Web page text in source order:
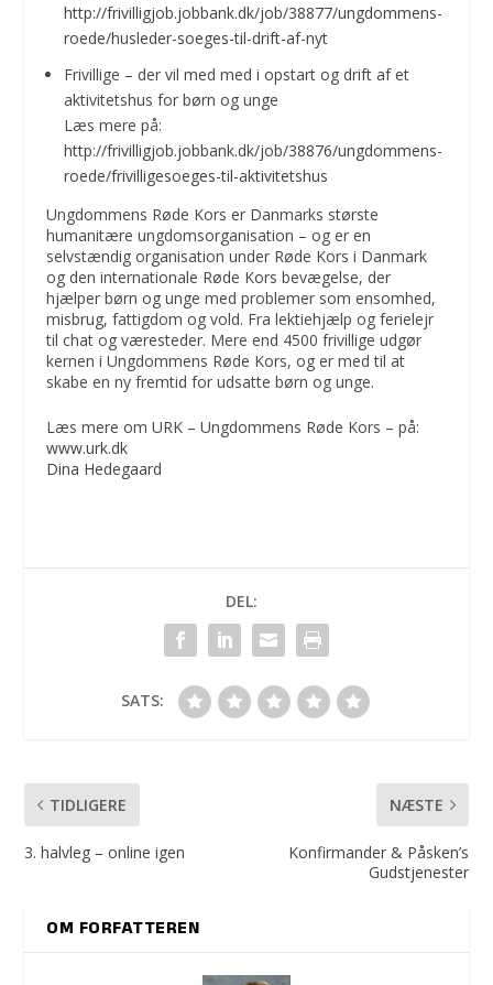
http://frivilligjob.jobbank.dk/job/38877/ungdommens-
roede/husleder-soeges-til-drift-af-nyt
Frivillige – der vil med med i opstart og drift af et
aktivitetshus for børn og unge
Læs mere på:
http://frivilligjob.jobbank.dk/job/38876/ungdommens-
roede/frivilligesoeges-til-aktivitetshus
Ungdommens Røde Kors er Danmarks største
humanitære ungdomsorganisation – og er en
selvstændig organisation under Røde Kors i Danmark
og den internationale Røde Kors bevægelse, der
hjælper børn og unge med problemer som ensomhed,
misbrug, fattigdom og vold. Fra lektiehjælp og ferielejr
til chat og væresteder. Mere end 4500 frivillige udgør
kernen i Ungdommens Røde Kors, og er med til at
skabe en ny fremtid for udsatte børn og unge.
Læs mere om URK – Ungdommens Røde Kors – på:
www.urk.dk
Dina Hedegaard
DEL:
SATS:
TIDLIGERE
3. halvleg – online igen
NÆSTE
Konfirmander & Påsken’s
Gudstjenester
OM FORFATTEREN